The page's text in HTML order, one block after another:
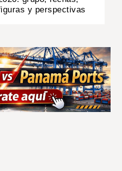
y perspectivas